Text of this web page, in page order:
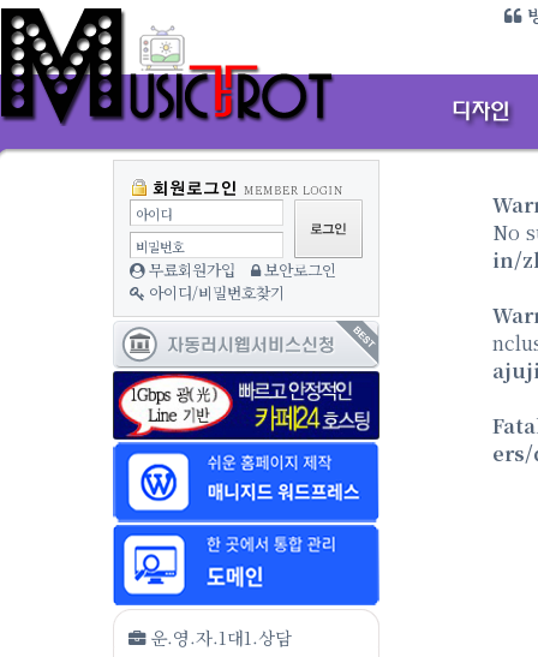
아이디
비밀번호
무료회원가입
보안로그인
아이디/비밀번호찾기
운.영.자.1대1.상담
No
in/